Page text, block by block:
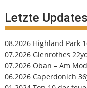
Letzte Updates
08.2026 Highland Park
07.2026 Glenrothes
07.2026 Oban – Am
06.2026 Caperdonich